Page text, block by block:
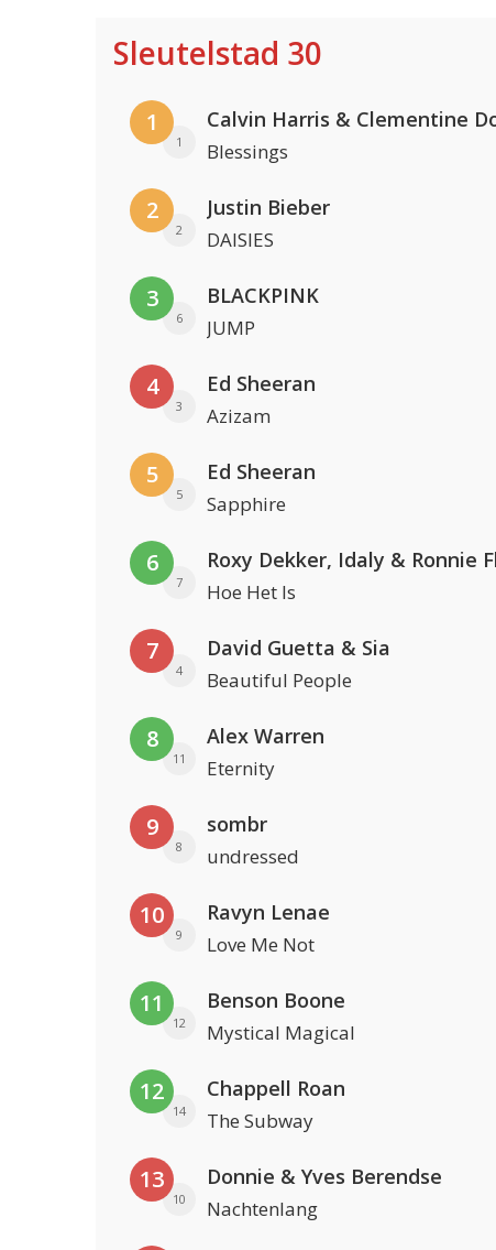
Sleutelstad 30
1
1
Calvin Harris & Clementine
Blessings
2
2
Justin Bieber
DAISIES
3
6
BLACKPINK
JUMP
4
3
Ed Sheeran
Azizam
5
5
Ed Sheeran
Sapphire
6
7
Roxy Dekker, Idaly & Ronnie
Hoe Het Is
7
4
David Guetta & Sia
Beautiful People
8
11
Alex Warren
Eternity
9
8
sombr
undressed
10
9
Ravyn Lenae
Love Me Not
11
12
Benson Boone
Mystical Magical
12
14
Chappell Roan
The Subway
13
10
Donnie & Yves Berendse
Nachtenlang